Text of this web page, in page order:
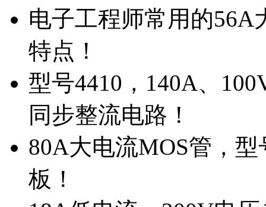
电子工程师常用的56A
特点！
型号4410，140A、
同步整流电路！
80A大电流MOS管，
板！